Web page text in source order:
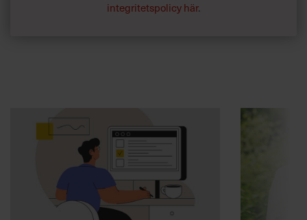
integritetspolicy här.